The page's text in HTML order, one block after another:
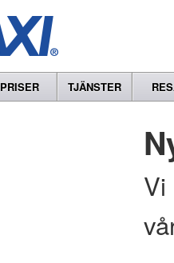
PRISER TJÄNSTER
Vi